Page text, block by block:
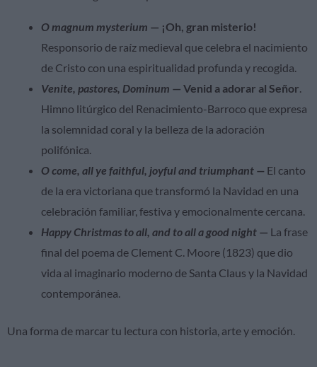
O magnum mysterium — ¡Oh, gran misterio!
Responsorio de raíz medieval que celebra el nacimiento
de Cristo con una espiritualidad profunda y recogida.
Venite, pastores, Dominum — Venid a adorar al Señor
Himno litúrgico del Renacimiento-Barroco que expresa
la solemnidad coral y la belleza de la adoración
polifónica.
O come, all ye faithful, joyful and triumphant — El canto
de la era victoriana que transformó la Navidad en una
celebración familiar, festiva y emocionalmente cercana.
Happy Christmas to all, and to all a good night — La frase
final del poema de Clement C. Moore (1823) que dio
vida al imaginario moderno de Santa Claus y la Navidad
contemporánea.
Una forma de marcar tu lectura con historia, arte y emoción.